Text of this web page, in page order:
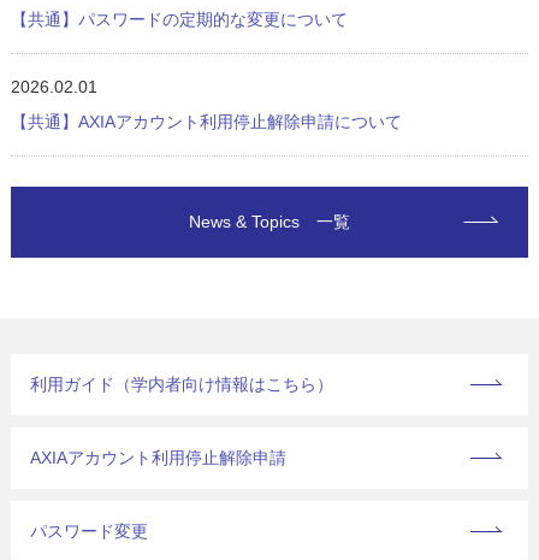
【共通】パスワードの定期的な変更について
2026.02.01
【共通】AXIAアカウント利用停止解除申請について
News & Topics 一覧
利用ガイド（学内者向け情報はこちら）
AXIAアカウント利用停止解除申請
パスワード変更